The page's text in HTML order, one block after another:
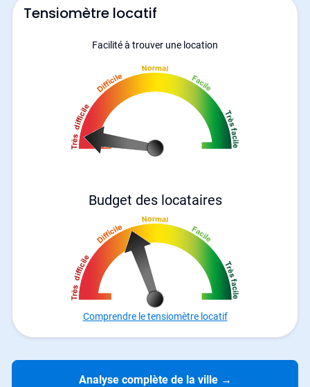
Tensiomètre locatif
Facilité à trouver une location
Budget des locataires
Comprendre le tensiomètre locatif
Analyse complète de la ville →